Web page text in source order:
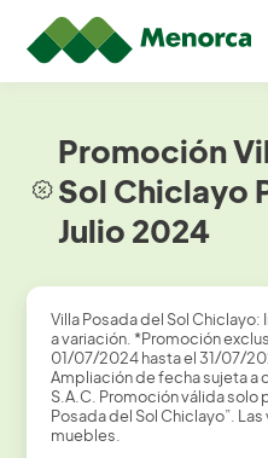
Promoción
Sol Chiclayo
Julio 2024
Villa Posada del Sol
a variación. *Promoción
01/07/2024 hasta el 31/07/
Ampliación de fecha sujeta a
S.A.C. Promoción válida solo
Posada del Sol Chiclayo”.
muebles.